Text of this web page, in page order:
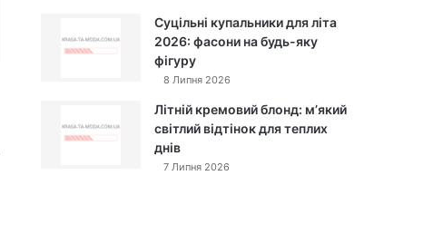
Суцільні купальники для літа
2026: фасони на будь-яку
фігуру
8 Липня 2026
Літній кремовий блонд: м’який
світлий відтінок для теплих
днів
7 Липня 2026